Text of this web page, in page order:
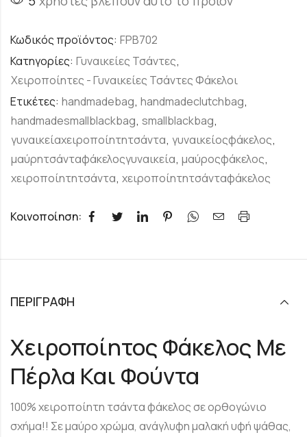
Κωδικός προϊόντος: FPB702
Κατηγορίες: Γυναικείες Τσάντες,
Χειροποίητες - Γυναικείες Τσάντες Φάκελοι
Ετικέτες: handmadebag, handmadeclutchbag,
handmadesmallblackbag, smallblackbag,
γυναικείαχειροποίητητσάντα, γυναικείοςφάκελος,
μαύρητσάνταφάκελοςγυναικεία, μαύροςφάκελος,
χειροποίητητσάντα, χειροποίητητσάνταφάκελος
Κοινοποίηση:
ΠΕΡΙΓΡΑΦΉ
Χειροποίητος Φάκελος Με
Πέρλα Και Φούντα
100% χειροποίητη τσάντα φάκελος σε ορθογώνιο
σχήμα!! Σε μαύρο χρώμα, ανάγλυφη μαλακή υφή ψάθας,